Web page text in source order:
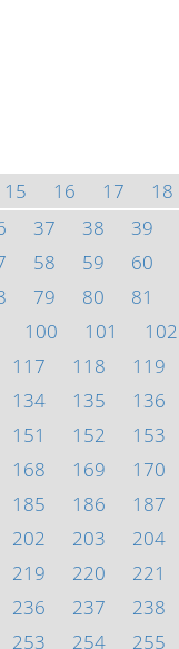
15 16 17 18
37 38 39
58 59 60
79 80 81
100 101 102
117 118 119
134 135 136
151 152 153
168 169 170
185 186 187
202 203 204
219 220 221
236 237 238
253 254 255